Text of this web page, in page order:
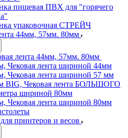
пищевая ПВХ для "горячего
упаковочная СТРЕЙЧ
44мм, 57мм. 80мм
лента 44мм, 57мм. 80мм
Чековая лента шириной 44мм
Чековая лента шириной 57 мм
BIG, Чековая лента БОЛЬШОГО
шириной 80мм
Чековая лента шириной 80мм
принтеров и весов